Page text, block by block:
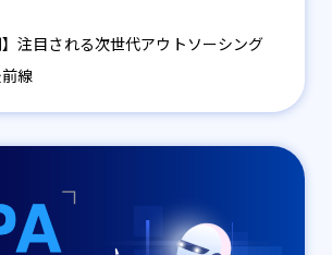
】注目される次世代アウトソーシング
前線